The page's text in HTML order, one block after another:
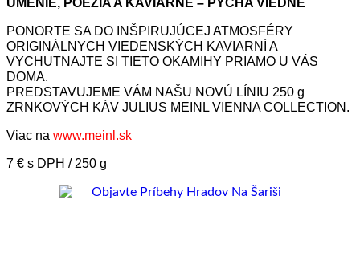
PONORTE SA DO INŠPIRUJÚCEJ ATMOSFÉRY
ORIGINÁLNYCH VIEDENSKÝCH KAVIARNÍ A
VYCHUTNAJTE SI TIETO OKAMIHY PRIAMO U VÁS
DOMA.
PREDSTAVUJEME VÁM NAŠU NOVÚ LÍNIU 250 g
ZRNKOVÝCH KÁV JULIUS MEINL VIENNA COLLECTION.
Viac na www.meinl.sk
7 € s DPH / 250 g